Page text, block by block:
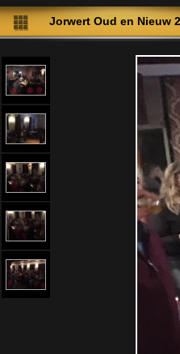
Jorwert Oud en Nieuw